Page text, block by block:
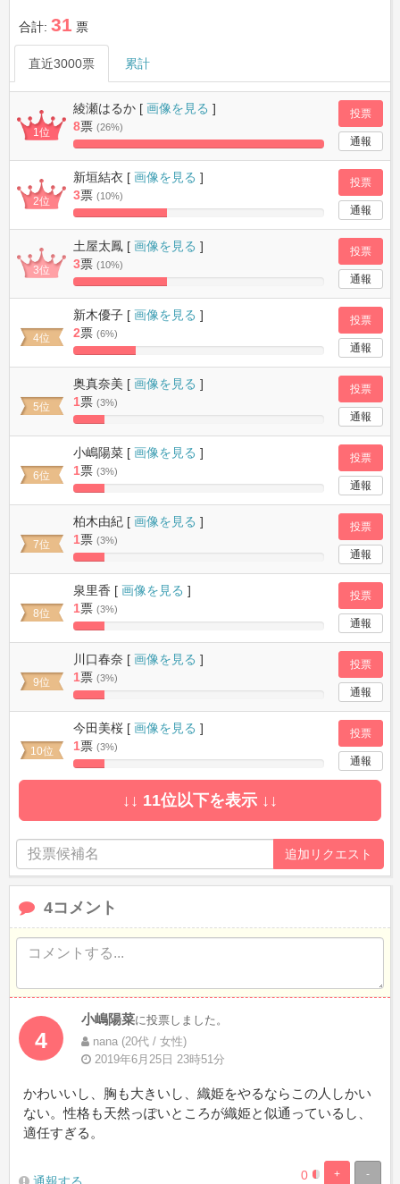
合計: 31 票
直近3000票 累計
1位
綾瀬はるか [ 画像を見る ]
8票 (26%)
100%
投票
通報
2位
新垣結衣 [ 画像を見る ]
3票 (10%)
37.5%
投票
通報
3位
土屋太鳳 [ 画像を見る ]
3票 (10%)
37.5%
投票
通報
4位
新木優子 [ 画像を見る ]
2票 (6%)
25%
投票
通報
5位
奥真奈美 [ 画像を見る ]
1票 (3%)
12.5%
投票
通報
6位
小嶋陽菜 [ 画像を見る ]
1票 (3%)
12.5%
投票
通報
7位
柏木由紀 [ 画像を見る ]
1票 (3%)
12.5%
投票
通報
8位
泉里香 [ 画像を見る ]
1票 (3%)
12.5%
投票
通報
9位
川口春奈 [ 画像を見る ]
1票 (3%)
12.5%
投票
通報
10位
今田美桜 [ 画像を見る ]
1票 (3%)
12.5%
投票
通報
↓↓ 11位以下を表示 ↓↓
4コメント
4
小嶋陽菜に投票しました。
nana (20代 / 女性)
2019年6月25日 23時51分
かわいいし、胸も大きいし、織姫をやるならこの人しかい
ない。性格も天然っぽいところが織姫と似通っているし、
適任すぎる。
-
+
12.5%
87.5%
0